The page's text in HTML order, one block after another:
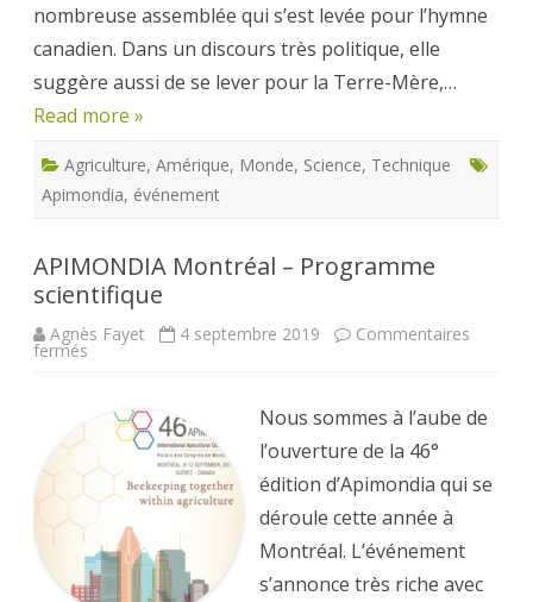
nombreuse assemblée qui s’est levée pour l’hymne
canadien. Dans un discours très politique, elle
suggère aussi de se lever pour la Terre-Mère,…
Read more »
Agriculture, Amérique, Monde, Science, Technique
Apimondia, événement
APIMONDIA Montréal – Programme
scientifique
Agnès Fayet 4 septembre 2019 Commentaires
fermés
Programme
scientifique
Nous sommes à l’aube de
l’ouverture de la 46°
édition d’Apimondia qui se
déroule cette année à
Montréal. L’événement
s’annonce très riche avec